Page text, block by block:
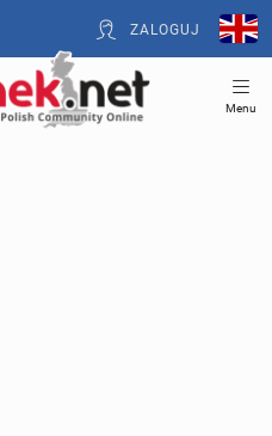
ZALOGUJ
Menu